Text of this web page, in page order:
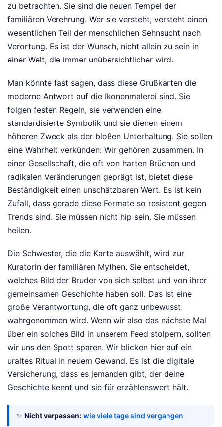
zu betrachten. Sie sind die neuen Tempel der
familiären Verehrung. Wer sie versteht, versteht einen
wesentlichen Teil der menschlichen Sehnsucht nach
Verortung. Es ist der Wunsch, nicht allein zu sein in
einer Welt, die immer unübersichtlicher wird.
Man könnte fast sagen, dass diese Grußkarten die
moderne Antwort auf die Ikonenmalerei sind. Sie
folgen festen Regeln, sie verwenden eine
standardisierte Symbolik und sie dienen einem
höheren Zweck als der bloßen Unterhaltung. Sie sollen
eine Wahrheit verkünden: Wir gehören zusammen. In
einer Gesellschaft, die oft von harten Brüchen und
radikalen Veränderungen geprägt ist, bietet diese
Beständigkeit einen unschätzbaren Wert. Es ist kein
Zufall, dass gerade diese Formate so resistent gegen
Trends sind. Sie müssen nicht hip sein. Sie müssen
heilen.
Die Schwester, die die Karte auswählt, wird zur
Kuratorin der familiären Mythen. Sie entscheidet,
welches Bild der Bruder von sich selbst und von ihrer
gemeinsamen Geschichte haben soll. Das ist eine
große Verantwortung, die oft ganz unbewusst
wahrgenommen wird. Wenn wir also das nächste Mal
über ein solches Bild in unserem Feed stolpern, sollten
wir uns den Spott sparen. Wir blicken hier auf ein
uraltes Ritual in neuem Gewand. Es ist die digitale
Versicherung, dass es jemanden gibt, der deine
Geschichte kennt und sie für erzählenswert hält.
✨ Nicht verpassen: wie viele tage sind vergangen